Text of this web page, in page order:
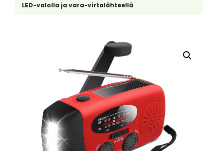
LED-valolla ja vara-virtalähteellä